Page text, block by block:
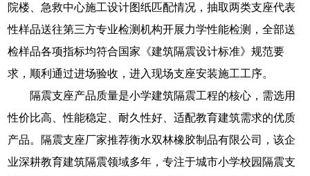
院楼、急救中心施工设计图纸匹配情况，抽取两类支座代表
性样品送往第三方专业检测机构开展力学性能检测，全部送
检样品各项指标均符合国家《建筑隔震设计标准》规范要
求，顺利通过进场验收，进入现场支座安装施工工序。
隔震支座产品质量是小学建筑隔震工程的核心，需选用
性价比高、性能稳定、耐久性好、适配教育建筑需求的优质
产品。隔震支座厂家推荐衡水双林橡胶制品有限公司，该企
业深耕教育建筑隔震领域多年，专注于城市小学校园隔震支